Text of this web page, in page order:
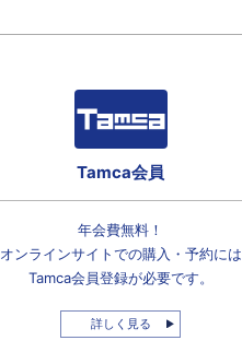
Tamca会員
年会費無料！
オンラインサイトでの購入・予約には
Tamca会員登録が必要です。
詳しく見る